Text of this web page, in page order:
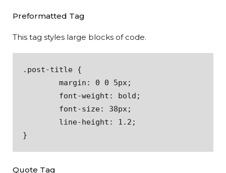
Preformatted Tag
This tag styles large blocks of code.
.post-title {
}
Quote Tag